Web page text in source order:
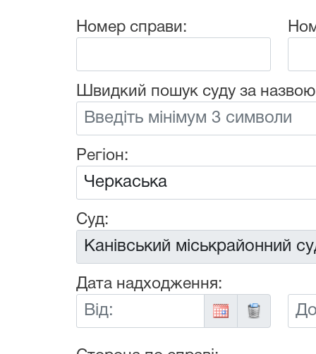
Номер справи:
Швидкий пошук суду за
Регіон:
Суд:
Дата надходження:
Від:
До: